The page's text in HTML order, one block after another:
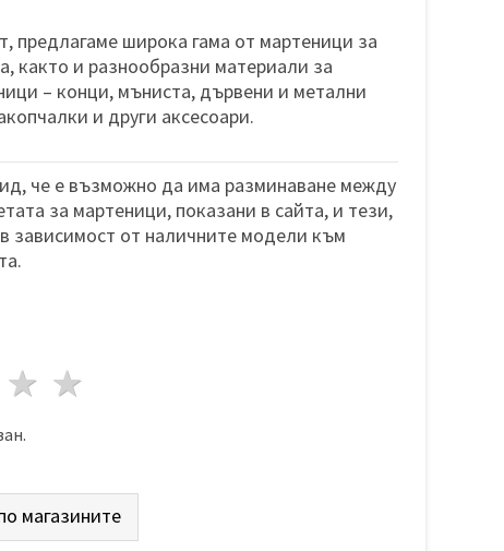
предлагаме широка гама от мартеници за
както и разнообразни материали за
– конци, мъниста, дървени и метални
и други аксесоари.
че е възможно да има разминаване между
за мартеници, показани в сайта, и тези,
зависимост от наличните модели към
4 звезди
3 звезди
магазините